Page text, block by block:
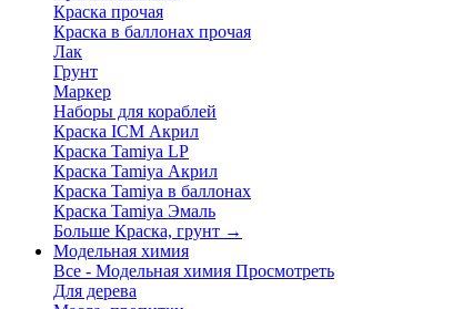
Краска прочая
Краска в баллонах прочая
Лак
Грунт
Маркер
Наборы для кораблей
Краска ICM Акрил
Краска Tamiya LP
Краска Tamiya Акрил
Краска Tamiya в баллонах
Краска Tamiya Эмаль
Больше Краска, грунт →
Модельная химия
Все - Модельная химия Просмотреть
Для дерева